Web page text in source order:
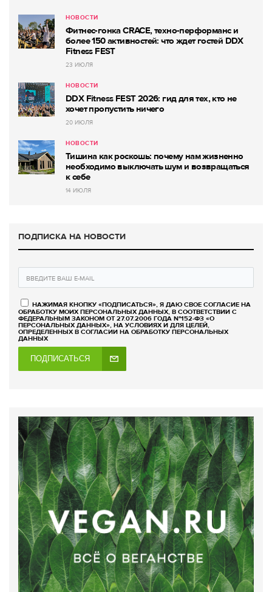
НОВОСТИ
Фитнес-гонка CRACE, техно-перформанс и
более 150 активностей: что ждет гостей DDX
Fitness FEST
23 ИЮЛЯ
НОВОСТИ
DDX Fitness FEST 2026: гид для тех, кто не
хочет пропустить ничего
20 ИЮЛЯ
НОВОСТИ
Тишина как роскошь: почему нам жизненно
необходимо выключать шум и возвращаться
к себе
14 ИЮЛЯ
ПОДПИСКА НА НОВОСТИ
НАЖИМАЯ КНОПКУ «ПОДПИСАТЬСЯ», Я ДАЮ СВОЕ СОГЛАСИЕ НА
ОБРАБОТКУ МОИХ ПЕРСОНАЛЬНЫХ ДАННЫХ, В СООТВЕТСТВИИ С
ФЕДЕРАЛЬНЫМ ЗАКОНОМ ОТ 27.07.2006 ГОДА №152-ФЗ «О
ПЕРСОНАЛЬНЫХ ДАННЫХ», НА УСЛОВИЯХ И ДЛЯ ЦЕЛЕЙ,
ОПРЕДЕЛЕННЫХ В СОГЛАСИИ НА ОБРАБОТКУ ПЕРСОНАЛЬНЫХ
ДАННЫХ
ПОДПИСАТЬСЯ